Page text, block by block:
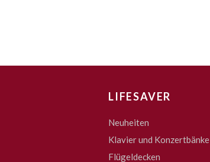
LIFESAVER
Neuheiten
Klavier und Konzertbänke
Flügeldecken